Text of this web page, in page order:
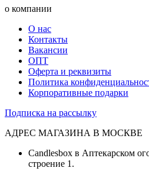
о компании
О нас
Контакты
Вакансии
ОПТ
Оферта и реквизиты
Политика
Корпоративные подарки
Подписка на рассылку
АДРЕС МАГАЗИНА В МОСКВЕ
Candlesbox в Аптекарском
строение 1.